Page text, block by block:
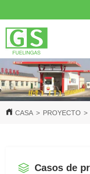
CASA > PROYECTO >
Casos de